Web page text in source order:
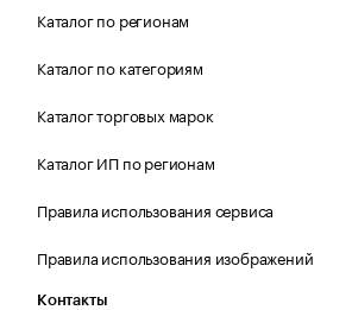
Каталог по регионам
Каталог по категориям
Каталог торговых марок
Каталог ИП по регионам
Правила использования сервиса
Правила использования изображений
Контакты